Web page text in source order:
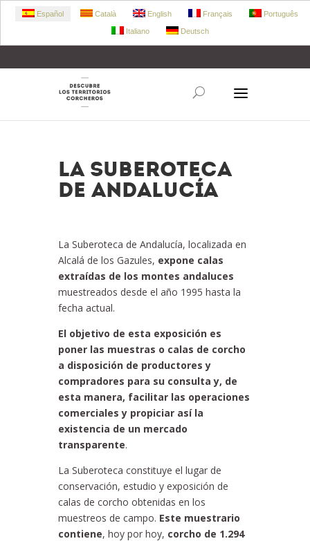
La Suberoteca
de Andalucía
La Suberoteca de Andalucía, localizada en
Alcalá de los Gazules, expone calas
extraídas de los montes andaluces
muestreados desde el año 1995 hasta la
fecha actual.
El objetivo de esta exposición es
poner las muestras o calas de corcho
a disposición de productores y
compradores para su consulta y, de
esta manera, facilitar las operaciones
comerciales y propiciar así la
existencia de un mercado
transparente.
La Suberoteca constituye el lugar de
conservación, estudio y exposición de
calas de corcho obtenidas en los
muestreos de campo. Este muestrario
contiene, hoy por hoy, corcho de 1.294
Español Català English Français Português
Italiano Deutsch